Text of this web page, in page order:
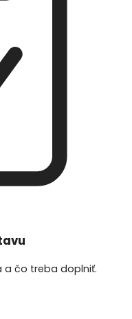
a čo treba doplniť.